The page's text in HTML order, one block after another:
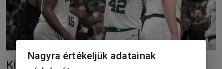
Kiütéses bostoni siker az első
Nagyra értékeljük adatainak